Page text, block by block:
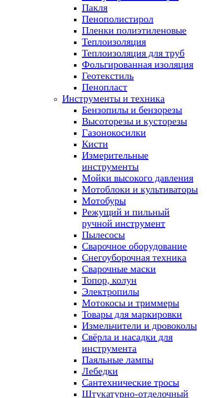
Пакля
Пенополистирол
Пленки полиэтиленовые
Теплоизоляция
Теплоизоляция для труб
Фольгированная изоляция
Геотекстиль
Пенопласт
Инструменты и техника
Бензопилы и бензорезы
Высоторезы и кусторезы
Газонокосилки
Кисти
Измерительные
инструменты
Мойки высокого давления
Мотоблоки и культиваторы
Мотобуры
Режущий и пильный
ручной инструмент
Пылесосы
Сварочное оборудование
Снегоуборочная техника
Сварочные маски
Топор, колун
Электропилы
Мотокосы и триммеры
Товары для маркировки
Измельчители и дровоколы
Свёрла и насадки для
инструмента
Паяльные лампы
Лебедки
Сантехнические тросы
Штукатурно-отделочный